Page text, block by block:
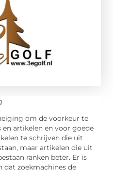
om de voorkeur te
artikelen en voor goede
te schrijven die uit
maar artikelen die uit
ranken beter. Er is
dat zoekmachines de